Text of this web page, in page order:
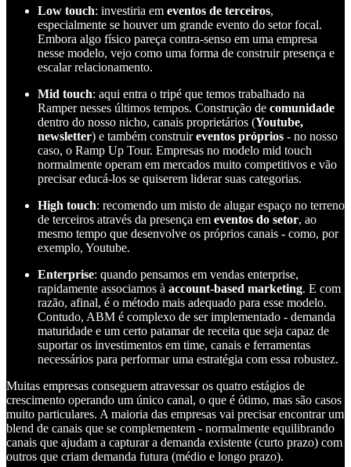
Low touch: investiria em eventos de terceiros,
especialmente se houver um grande evento do setor focal.
Embora algo físico pareça contra-senso em uma empresa
nesse modelo, vejo como uma forma de construir presença e
escalar relacionamento.
Mid touch: aqui entra o tripé que temos trabalhado na
Ramper nesses últimos tempos. Construção de comunidade
dentro do nosso nicho, canais proprietários (Youtube,
newsletter) e também construireventos próprios - no nosso
caso, o Ramp Up Tour. Empresas no modelo mid touch
normalmente operam em mercados muito competitivos e vão
precisar educá-los se quiserem liderar suas categorias.
High touch: recomendo um misto de alugar espaço no terreno
de terceiros através da presença em eventos do setor, ao
mesmo tempo que desenvolve os próprios canais - como, por
exemplo, Youtube.
Enterprise: quando pensamos em vendas enterprise,
rapidamente associamos à account-based marketing. E com
razão, afinal, é o método mais adequado para esse modelo.
Contudo, ABM é complexo de ser implementado - demanda
maturidade e um certo patamar de receita que seja capaz de
suportar os investimentos em time, canais e ferramentas
necessários para performar uma estratégia com essa robustez.
Muitas empresas conseguem atravessar os quatro estágios de
crescimento operando um único canal, o que é ótimo, mas são casos
muito particulares. A maioria das empresas vai precisar encontrar um
blend de canais que se complementem - normalmente equilibrando
canais que ajudam a capturar a demanda existente (curto prazo) com
outros que criam demanda futura (médio e longo prazo).